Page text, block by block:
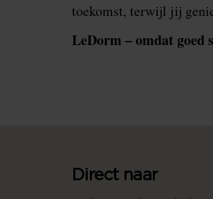
toekomst, terwijl jij
LeDorm – omdat goed
Direct naar